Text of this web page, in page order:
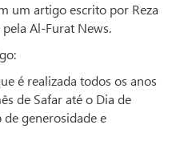
um artigo escrito por Reza
Al-Furat News.
é realizada todos os anos
de Safar até o Dia de
generosidade e